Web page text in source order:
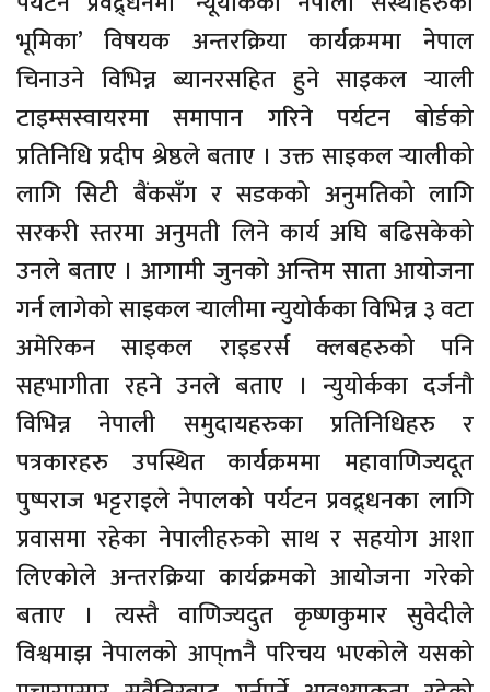
भूमिका’ विषयक अन्तरक्रिया कार्यक्रममा नेपाल
चिनाउने विभिन्न ब्यानरसहित हुने साइकल र्‍याली
टाइम्सस्वायरमा समापान गरिने पर्यटन बोर्डको
प्रतिनिधि प्रदीप श्रेष्ठले बताए । उक्त साइकल र्‍यालीको
लागि सिटी बैंकसँग र सडकको अनुमतिको लागि
सरकरी स्तरमा अनुमती लिने कार्य अघि बढिसकेको
उनले बताए । आगामी जुनको अन्तिम साता आयोजना
गर्न लागेको साइकल र्‍यालीमा न्युयोर्कका विभिन्न ३ वटा
अमेरिकन साइकल राइडरर्स क्लबहरुको पनि
सहभागीता रहने उनले बताए । न्युयोर्कका दर्जनौ
विभिन्न नेपाली समुदायहरुका प्रतिनिधिहरु र
पत्रकारहरु उपस्थित कार्यक्रममा महावाणिज्यदूत
पुष्पराज भट्टराइले नेपालको पर्यटन प्रवद्र्धनका लागि
प्रवासमा रहेका नेपालीहरुको साथ र सहयोग आशा
लिएकोले अन्तरक्रिया कार्यक्रमको आयोजना गरेको
बताए । त्यस्तै वाणिज्यदुत कृष्णकुमार सुवेदीले
विश्वमाझ नेपालको आप्mनै परिचय भएकोले यसको